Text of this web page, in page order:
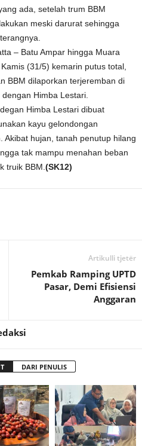
ada, setelah trum BBM
meski darurat sehingga
– Batu Ampar hingga Muara
(31/5) kemarin putus total,
BBM dilaporkan terjeremban di
Himba Lestari.
Himba Lestari dibuat
kayu gelondongan
Akibat hujan, tanah penutup hilang
tak mampu menahan beban
truik BBM. (SK12)
Artikulli tjetër
Pemkab Ramping UPTD
Pasar, Demi Efisiensi
Anggaran
DARI PENULIS